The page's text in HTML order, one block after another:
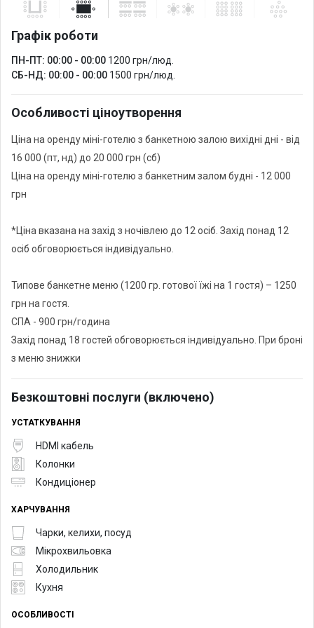
*Захід до 12 гостей. Кожен наступний гість - + 1000 грн. Понад
Ми можемо запропонувати банкетне меню під захід (Депозит
Графік роботи
ПН-ПТ: 00:00 - 00:00 1200 грн/люд.
СБ-НД: 00:00 - 00:00 1500 грн/люд.
Особливості ціноутворення
Ціна на оренду міні-готелю з банкетною залою вихідні дні - від
16 000 (пт, нд) до 20 000 грн (сб)
Ціна на оренду міні-готелю з банкетним залом будні - 12 000
грн
*Ціна вказана на захід з ночівлею до 12 осіб. Захід понад 12
осіб обговорюється індивідуально.
Типове банкетне меню (1200 гр. готової їжі на 1 гостя) – 1250
грн на гостя.
СПА - 900 грн/година
Захід понад 18 гостей обговорюється індивідуально. При броні
з меню знижки
Безкоштовні послуги (включено)
УСТАТКУВАННЯ
HDMI кабель
Колонки
Кондиціонер
ХАРЧУВАННЯ
Чарки, келихи, посуд
Мікрохвильовка
Холодильник
Кухня
ОСОБЛИВОСТІ